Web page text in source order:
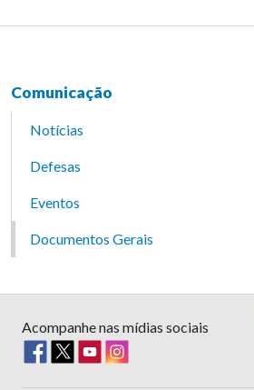
Comunicação
Notícias
Defesas
Eventos
Documentos Gerais
Acompanhe nas mídias sociais